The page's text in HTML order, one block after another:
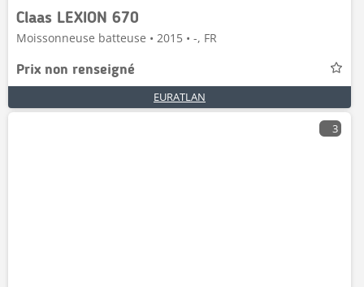
Claas LEXION 670
Moissonneuse batteuse • 2015 • -, FR
Prix non renseigné
EURATLAN
3